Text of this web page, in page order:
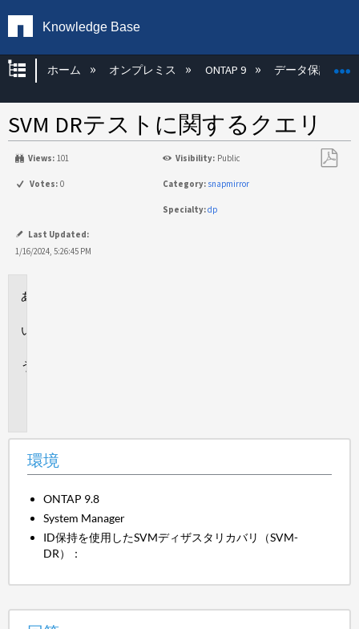
Knowledge Base
グローバル階層を展開/折りたたむ
ホーム オンプレミス ONTAP 9 データ保護
SVM DRテストに関するクエリ
Views: 101 Visibility: Public
Votes: 0 Category: snapmirror
Specialty:dp
Last Updated:
1/16/2024, 5:26:45 PM
環境
ONTAP 9.8
System Manager
ID保持を使用したSVMディザスタリカバリ（SVM-
DR）：